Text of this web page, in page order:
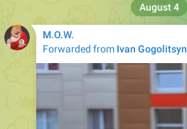
M.O.W.
Forwarded from Ivan Gogolitsyn
August 4